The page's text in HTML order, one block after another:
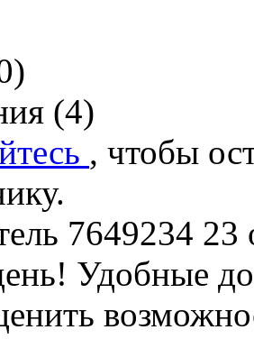
(4)
, чтобы
7649234 23
Удобные